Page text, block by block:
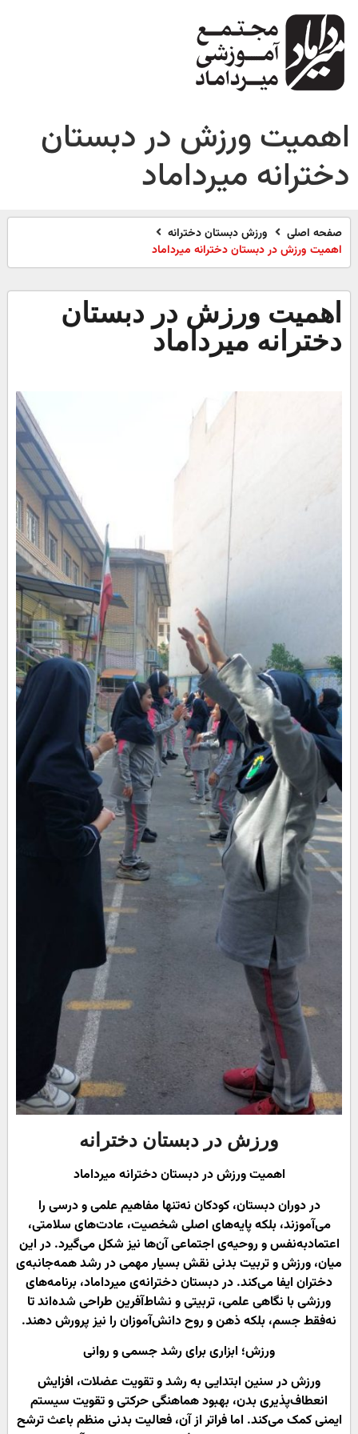
اهمیت ورزش در دبستان
دخترانه میرداماد
صفحه اصلی
ورزش دبستان دخترانه
اهمیت ورزش در دبستان دخترانه میرداماد
اهمیت ورزش در دبستان
دخترانه میرداماد
ورزش در دبستان دخترانه
اهمیت ورزش در دبستان دخترانه میرداماد
در دوران دبستان، کودکان نه‌تنها مفاهیم علمی و درسی را
می‌آموزند، بلکه پایه‌های اصلی شخصیت، عادت‌های سلامتی،
اعتمادبه‌نفس و روحیه‌ی اجتماعی آن‌ها نیز شکل می‌گیرد. در این
میان، ورزش و تربیت بدنی نقش بسیار مهمی در رشد همه‌جانبه‌ی
دختران ایفا می‌کند. در دبستان دخترانه‌ی میرداماد، برنامه‌های
ورزشی با نگاهی علمی، تربیتی و نشاط‌آفرین طراحی شده‌اند تا
نه‌فقط جسم، بلکه ذهن و روح دانش‌آموزان را نیز پرورش دهند.
ورزش؛ ابزاری برای رشد جسمی و روانی
ورزش در سنین ابتدایی به رشد و تقویت عضلات، افزایش
انعطاف‌پذیری بدن، بهبود هماهنگی حرکتی و تقویت سیستم
ایمنی کمک می‌کند. اما فراتر از آن، فعالیت بدنی منظم باعث ترشح